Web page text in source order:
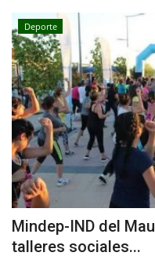
Deporte
Mindep-IND del
talleres sociales...